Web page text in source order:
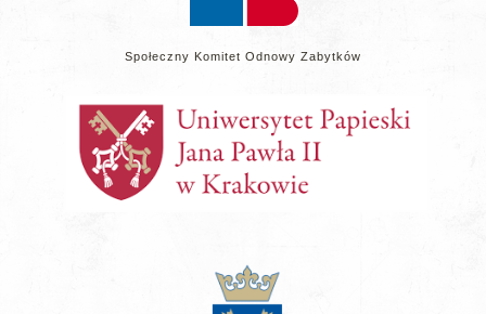
Społeczny Komitet Odnowy Zabytków